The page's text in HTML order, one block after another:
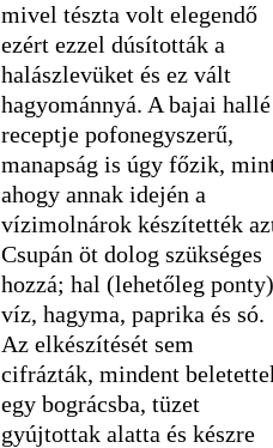
mivel tészta volt elegendő
ezért ezzel dúsították a
halászlevüket és ez vált
hagyománnyá. A bajai hallé
receptje pofonegyszerű,
manapság is úgy főzik,
ahogy annak idején a
vízimolnárok készítették
Csupán öt dolog szükséges
hozzá; hal (lehetőleg
víz, hagyma, paprika és só.
Az elkészítését sem
cifrázták, mindent
egy bográcsba, tüzet
gyújtottak alatta és készre